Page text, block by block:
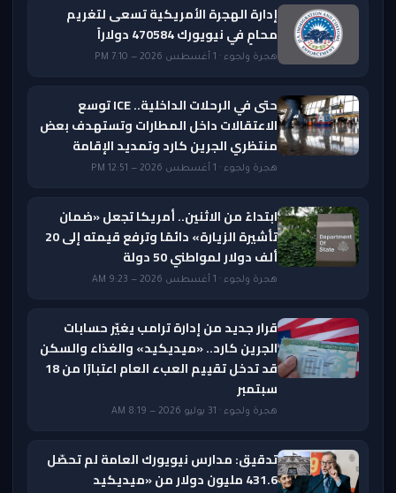
إدارة الهجرة الأمريكية تسعى لتغريم
محامٍ في نيويورك 470584 دولاراً
هجرة ولجوء · 1 أغسطس 2026 — 7:10 PM
حتى في الرحلات الداخلية.. ICE توسع
الاعتقالات داخل المطارات وتستهدف بعض
منتظري الجرين كارد وتمديد الإقامة
هجرة ولجوء · 1 أغسطس 2026 — 12:51 PM
ابتداءً من الاثنين.. أمريكا تجعل «ضمان
تأشيرة الزيارة» دائمًا وترفع قيمته إلى 20
ألف دولار لمواطني 50 دولة
هجرة ولجوء · 1 أغسطس 2026 — 9:23 AM
قرار جديد من إدارة ترامب يغيّر حسابات
الجرين كارد.. «ميديكيد» والغذاء والسكن
قد تدخل تقييم العبء العام اعتبارًا من 18
سبتمبر
هجرة ولجوء · 31 يوليو 2026 — 8:19 AM
تدقيق: مدارس نيويورك العامة لم تحصّل
431.6 مليون دولار من «ميديكيد